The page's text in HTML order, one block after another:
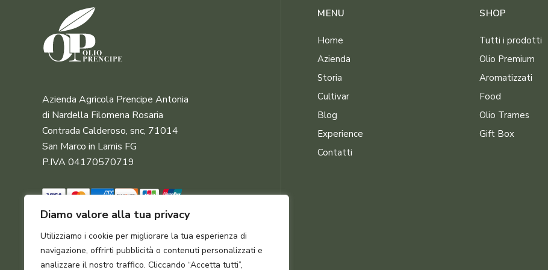
Diamo valore alla tua privacy
Utilizziamo i cookie per migliorare la tua esperienza di
navigazione, offrirti pubblicità o contenuti personalizzati e
analizzare il nostro traffico. Cliccando “Accetta tutti”,
Azienda Agricola Prencipe Antonia
di Nardella Filomena Rosaria
Contrada Calderoso, snc, 71014
San Marco in Lamis FG
P.IVA 04170570719
MENU
Home
Azienda
Storia
Cultivar
Blog
Experience
Contatti
SHOP
Tutti i prodotti
Olio Premium
Aromatizzati
Food
Olio Trames
Gift Box